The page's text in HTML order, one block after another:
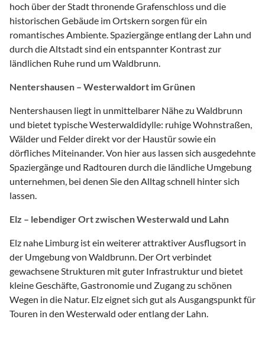
hoch über der Stadt thronende Grafenschloss und die
historischen Gebäude im Ortskern sorgen für ein
romantisches Ambiente. Spaziergänge entlang der Lahn und
durch die Altstadt sind ein entspannter Kontrast zur
ländlichen Ruhe rund um Waldbrunn.
Nentershausen – Westerwaldort im Grünen
Nentershausen liegt in unmittelbarer Nähe zu Waldbrunn
und bietet typische Westerwaldidylle: ruhige Wohnstraßen,
Wälder und Felder direkt vor der Haustür sowie ein
dörfliches Miteinander. Von hier aus lassen sich ausgedehnte
Spaziergänge und Radtouren durch die ländliche Umgebung
unternehmen, bei denen Sie den Alltag schnell hinter sich
lassen.
Elz – lebendiger Ort zwischen Westerwald und Lahn
Elz nahe Limburg ist ein weiterer attraktiver Ausflugsort in
der Umgebung von Waldbrunn. Der Ort verbindet
gewachsene Strukturen mit guter Infrastruktur und bietet
kleine Geschäfte, Gastronomie und Zugang zu schönen
Wegen in die Natur. Elz eignet sich gut als Ausgangspunkt für
Touren in den Westerwald oder entlang der Lahn.